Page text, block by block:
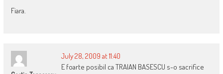
Fiara.
July 28, 2009 at 11:40
E foarte posibil ca TRAIAN BASESCU s-o sacrifice